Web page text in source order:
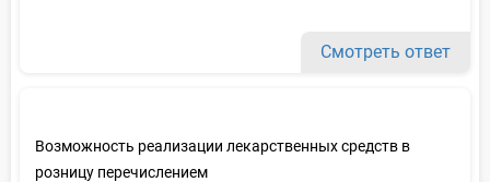
Смотреть ответ
Возможность реализации лекарственных средств в
розницу перечислением